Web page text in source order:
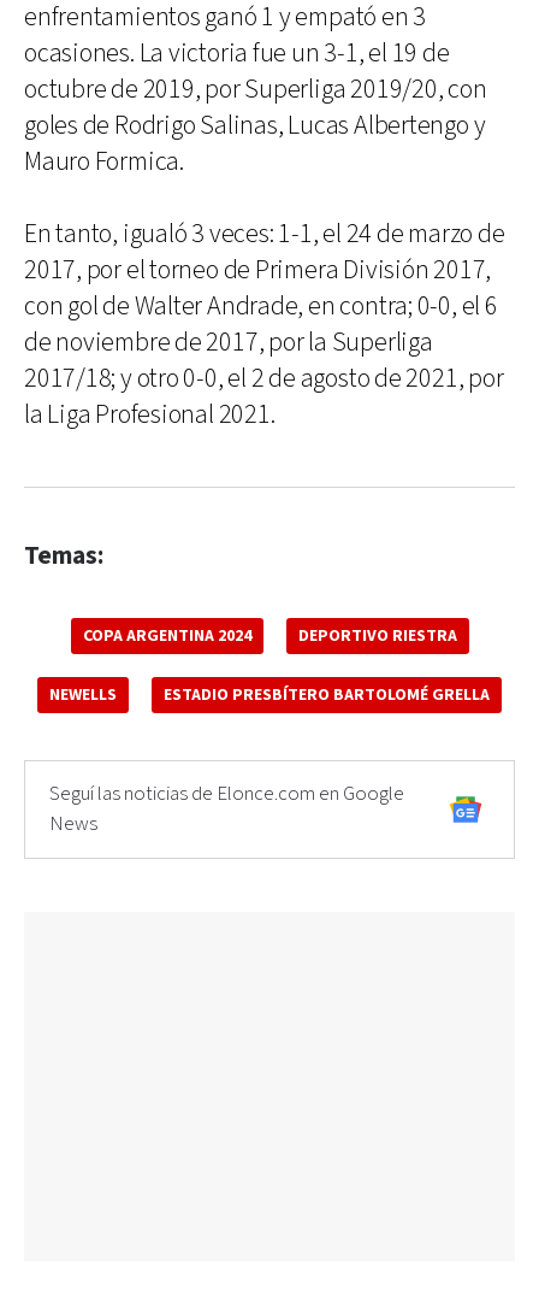
enfrentamientos ganó 1 y empató en 3
ocasiones. La victoria fue un 3-1, el 19 de
octubre de 2019, por Superliga 2019/20, con
goles de Rodrigo Salinas, Lucas Albertengo y
Mauro Formica.
En tanto, igualó 3 veces: 1-1, el 24 de marzo de
2017, por el torneo de Primera División 2017,
con gol de Walter Andrade, en contra; 0-0, el 6
de noviembre de 2017, por la Superliga
2017/18; y otro 0-0, el 2 de agosto de 2021, por
la Liga Profesional 2021.
Temas:
COPA ARGENTINA 2024 DEPORTIVO RIESTRA
NEWELLS ESTADIO PRESBÍTERO BARTOLOMÉ GRELLA
Seguí las noticias de Elonce.com en Google
News